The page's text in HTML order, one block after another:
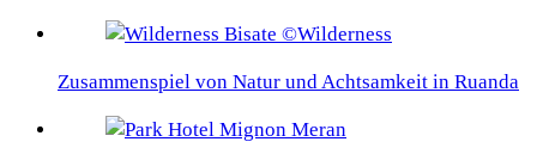
Zusammenspiel von Natur und Achtsamkeit in Ruanda